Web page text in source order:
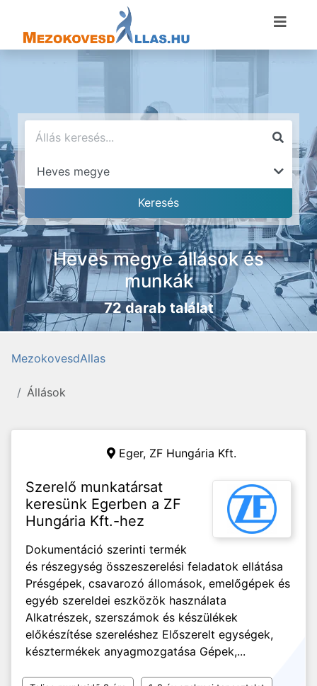
Heves megye állások és
munkák
72 darab találat
MezokovesdAllas
Állások
Eger, ZF Hungária Kft.
Szerelő munkatársat
keresünk Egerben a ZF
Hungária Kft.-hez
Dokumentáció szerinti termék
és részegység összeszerelési feladatok ellátása
Présgépek, csavarozó állomások, emelőgépek és
egyéb szereldei eszközök használata
Alkatrészek, szerszámok és készülékek
előkészítése szereléshez Előszerelt egységek,
késztermékek anyagmozgatása Gépek,...